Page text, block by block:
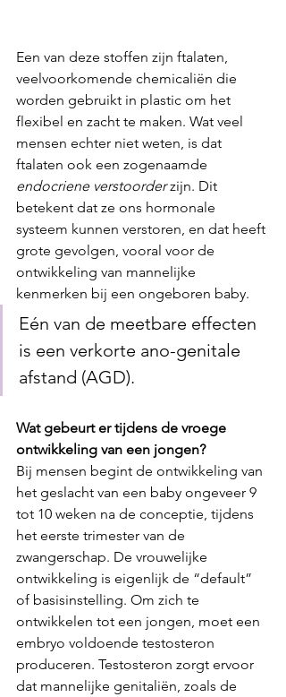
Een van deze stoffen zijn ftalaten,
veelvoorkomende chemicaliën die
worden gebruikt in plastic om het
flexibel en zacht te maken. Wat veel
mensen echter niet weten, is dat
ftalaten ook een zogenaamde
endocriene verstoorder zijn. Dit
betekent dat ze ons hormonale
systeem kunnen verstoren, en dat heeft
grote gevolgen, vooral voor de
ontwikkeling van mannelijke
kenmerken bij een ongeboren baby.
Eén van de meetbare effecten
is een verkorte ano-genitale
afstand (AGD).
Wat gebeurt er tijdens de vroege
ontwikkeling van een jongen?
Bij mensen begint de ontwikkeling van
het geslacht van een baby ongeveer 9
tot 10 weken na de conceptie, tijdens
het eerste trimester van de
zwangerschap. De vrouwelijke
ontwikkeling is eigenlijk de “default”
of basisinstelling. Om zich te
ontwikkelen tot een jongen, moet een
embryo voldoende testosteron
produceren. Testosteron zorgt ervoor
dat mannelijke genitaliën, zoals de